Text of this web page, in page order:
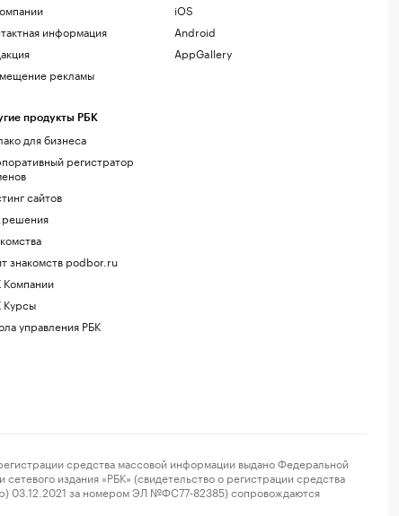
информация
рекламы
продукты РБК
для бизнеса
регистратор
сайтов
знакомств podbor.ru
Компании
Курсы
управления РБК
iOS
Android
AppGallery
средства массовой информации выдано Федеральной
издания «РБК» (свидетельство о регистрации средства
03.12.2021 за номером ЭЛ №ФС77-82385) сопровождаются